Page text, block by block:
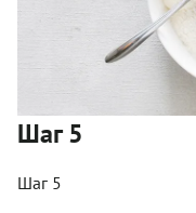
Шаг 5
Шаг 5